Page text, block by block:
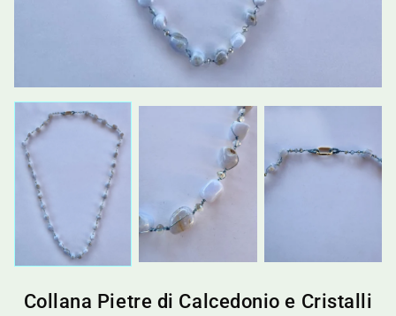
Collana Pietre di Calcedonio e Cristalli